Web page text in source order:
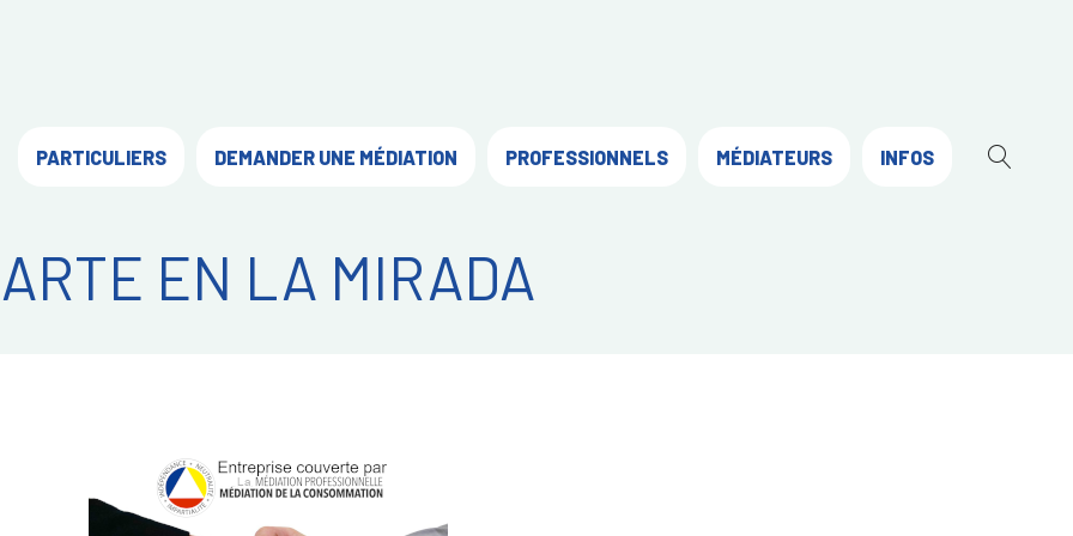
PARTICULIERS DEMANDER UNE MÉDIATION PROFESSIONNELS MÉDIATEURS INFOS
ARTE EN LA MIRADA